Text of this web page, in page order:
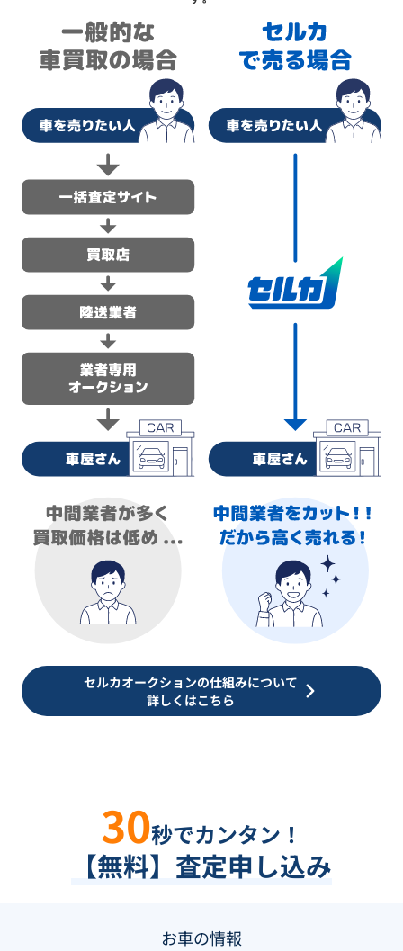
セルカオークションの仕組みについて
詳しくはこちら
30秒でカンタン！
【無料】査定申し込み
お車の情報